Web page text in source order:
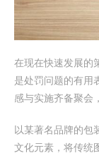
在现在快速发展的
是处罚问题的有用
感与实施齐备聚会
以某著名品牌的包
文化元素，将传统